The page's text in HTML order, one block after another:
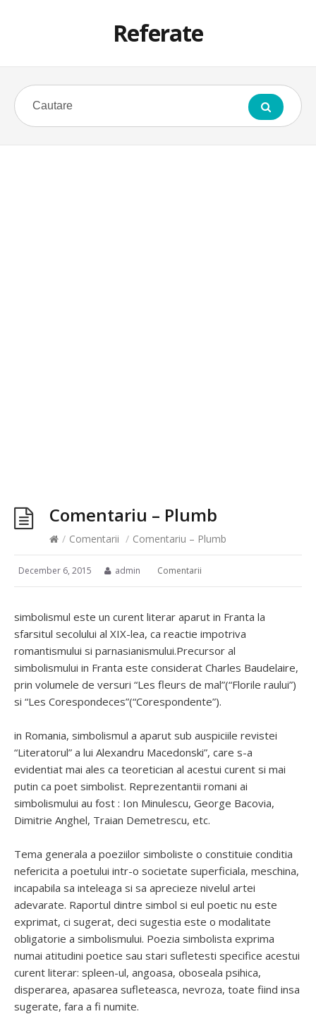
Referate
Comentariu – Plumb
/ Comentarii / Comentariu – Plumb
December 6, 2015 admin Comentarii
simbolismul este un curent literar aparut in Franta la
sfarsitul secolului al XIX-lea, ca reactie impotriva
romantismului si parnasianismului.Precursor al
simbolismului in Franta este considerat Charles Baudelaire,
prin volumele de versuri “Les fleurs de mal”(“Florile raului”)
si “Les Corespondeces”(“Corespondente”).
in Romania, simbolismul a aparut sub auspiciile revistei
“Literatorul” a lui Alexandru Macedonski”, care s-a
evidentiat mai ales ca teoretician al acestui curent si mai
putin ca poet simbolist. Reprezentantii romani ai
simbolismului au fost : Ion Minulescu, George Bacovia,
Dimitrie Anghel, Traian Demetrescu, etc.
Tema generala a poeziilor simboliste o constituie conditia
nefericita a poetului intr-o societate superficiala, meschina,
incapabila sa inteleaga si sa aprecieze nivelul artei
adevarate. Raportul dintre simbol si eul poetic nu este
exprimat, ci sugerat, deci sugestia este o modalitate
obligatorie a simbolismului. Poezia simbolista exprima
numai atitudini poetice sau stari sufletesti specifice acestui
curent literar: spleen-ul, angoasa, oboseala psihica,
disperarea, apasarea sufleteasca, nevroza, toate fiind insa
sugerate, fara a fi numite.